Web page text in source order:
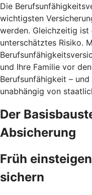
Die
wichtigsten
werden. Gleichzeitig
unterschätztes Risiko.
und Ihre Familie vor
Berufsunfähigkeit –
unabhängig von
Der
Absicherung
Früh
sichern